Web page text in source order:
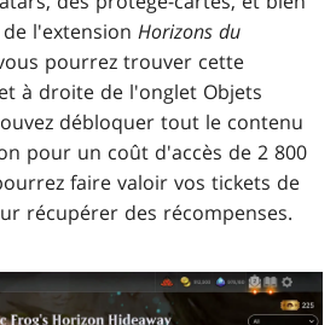
de l'extensionHorizons du
pourrez trouver cette
à droite de l'onglet Objets
débloquer tout le contenu
pour un coût d'accès de 2 800
faire valoir vos tickets de
récupérer des récompenses.